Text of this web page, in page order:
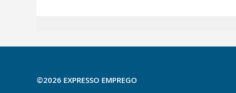
©2026 EXPRESSO EMPREGO